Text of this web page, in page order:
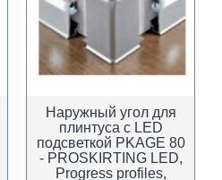
Наружный угол для
плинтуса с LED
подсветкой PKAGE 80
- PROSKIRTING LED,
Progress profiles,